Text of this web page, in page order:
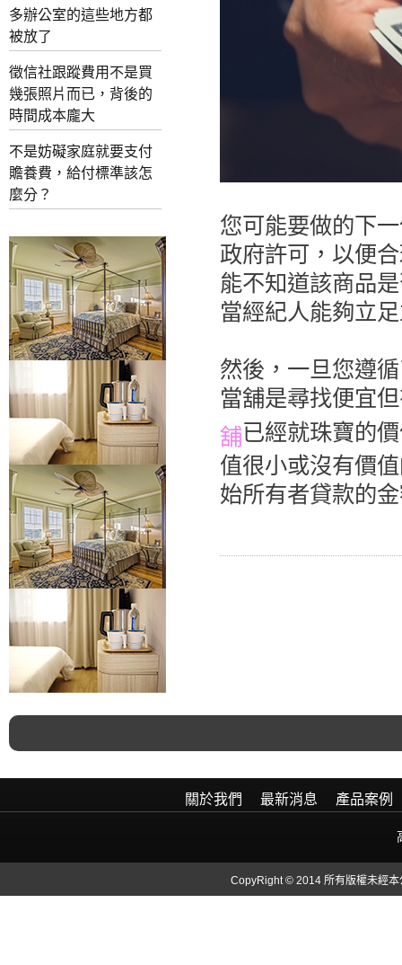
多辦公室的這些地方都
被放了
徵信社跟蹤費用不是買
幾張照片而已，背後的
時間成本龐大
不是妨礙家庭就要支付
贍養費，給付標準該怎
麼分？
您可能要做的下
政府許可，以便
能不知道該商品
當經紀人能夠立
然後，一旦您遵
當舖是尋找便宜
舖已經就珠寶的
值很小或沒有價
始所有者貸款的
關於我們 最新消息 產品案例
CopyRight © 2014 所有版權未經